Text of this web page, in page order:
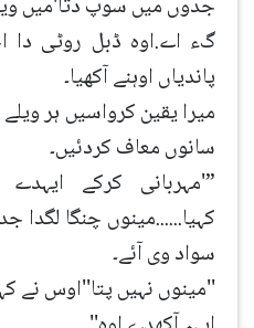
گء اے.اوہ ڈبل روٹی دا
پاندیاں اوہنے آکھیا۔
میرا یقین کرواسیں ہر
سانوں معاف کردئیں۔
”'مہربانی کرکے
کہیا......مینوں چنگا لگدا
سواد وی آئے۔
''مینوں نہیں پتا''اوس نے